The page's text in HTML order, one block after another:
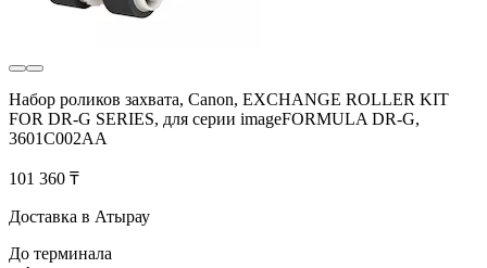
Набор роликов захвата, Canon, EXCHANGE ROLLER KIT
FOR DR-G SERIES, для серии imageFORMULA DR-G,
3601C002AA
101 360 ₸
Доставка в Атырау
До терминала